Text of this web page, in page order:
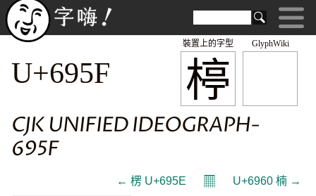
GlyphWiki
楟
裝置上的字型
U+695F
CJK UNIFIED IDEOGRAPH-
695F
← 楞 U+695E 𝄜 U+6960 楠 →